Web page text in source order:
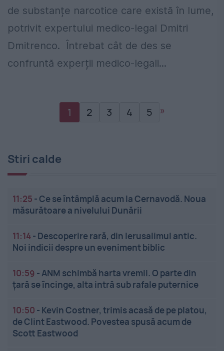
de substanțe narcotice care există în lume,
potrivit expertului medico-legal Dmitri
Dmitrenco. Întrebat cât de des se
confruntă experții medico-legali...
1 2 3 4 5 »
Stiri calde
11:25 -Ce se întâmplă acum la Cernavodă. Noua
măsurătoare a nivelului Dunării
11:14- Descoperire rară, din Ierusalimul antic.
Noi indicii despre un eveniment biblic
10:59 -ANM schimbă harta vremii. O parte din
țară se încinge, alta intră sub rafale puternice
10:50 - Kevin Costner, trimis acasă de pe platou,
de Clint Eastwood. Povestea spusă acum de
Scott Eastwood